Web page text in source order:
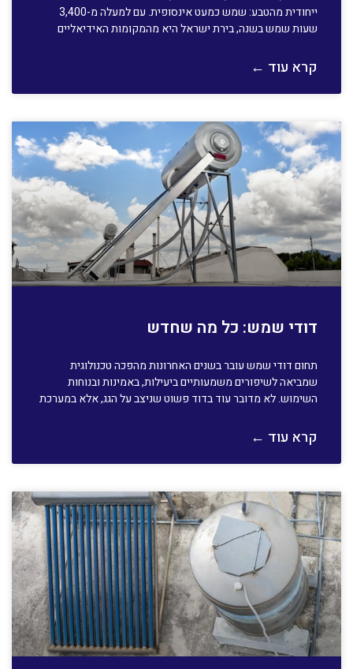
ייחודית מהטבע: שמש כמעט אינסופית. עם למעלה מ-3,400
שעות שמש בשנה, בירת ישראל היא מהמקומות האידיאליים
קרא עוד ←
דודי שמש: כל מה שחדש
תחום דודי שמש עובר בשנים האחרונות מהפכה טכנולוגית
שמביאה לשיפורים משמעותיים ביעילות, באמינות ובנוחות
השימוש. לא מדובר עוד בדוד פשוט שניצב על הגג, אלא במערכת
קרא עוד ←